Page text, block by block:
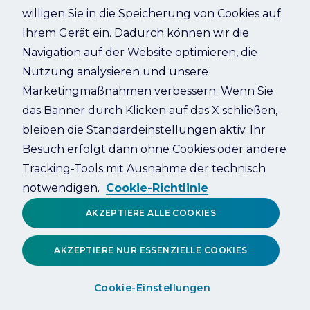
Refresh
willigen Sie in die Speicherung von Cookies auf
Ihrem Gerät ein. Dadurch können wir die
Navigation auf der Website optimieren, die
Nutzung analysieren und unsere
Marketingmaßnahmen verbessern. Wenn Sie
das Banner durch Klicken auf das X schließen,
bleiben die Standardeinstellungen aktiv. Ihr
Besuch erfolgt dann ohne Cookies oder andere
Tracking-Tools mit Ausnahme der technisch
notwendigen. Cookie-Richtlinie
Cookie-Einstellungen
AKZEPTIERE NUR ESSENZIELLE COOKIES
AKZEPTIERE ALLE COOKIES